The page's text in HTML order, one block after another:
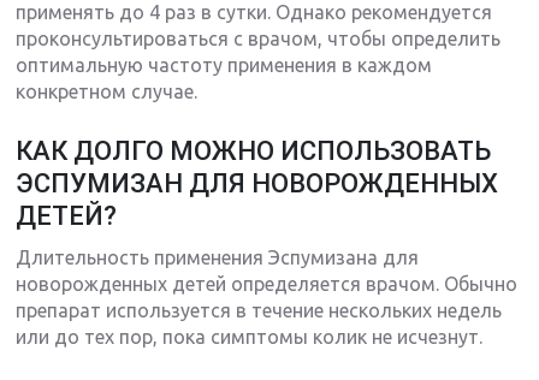
применять до 4 раз в сутки. Однако рекомендуется
проконсультироваться с врачом, чтобы определить
оптимальную частоту применения в каждом
конкретном случае.
КАК ДОЛГО МОЖНО ИСПОЛЬЗОВАТЬ
ЭСПУМИЗАН ДЛЯ НОВОРОЖДЕННЫХ
ДЕТЕЙ?
Длительность применения Эспумизана для
новорожденных детей определяется врачом. Обычно
препарат используется в течение нескольких недель
или до тех пор, пока симптомы колик не исчезнут.